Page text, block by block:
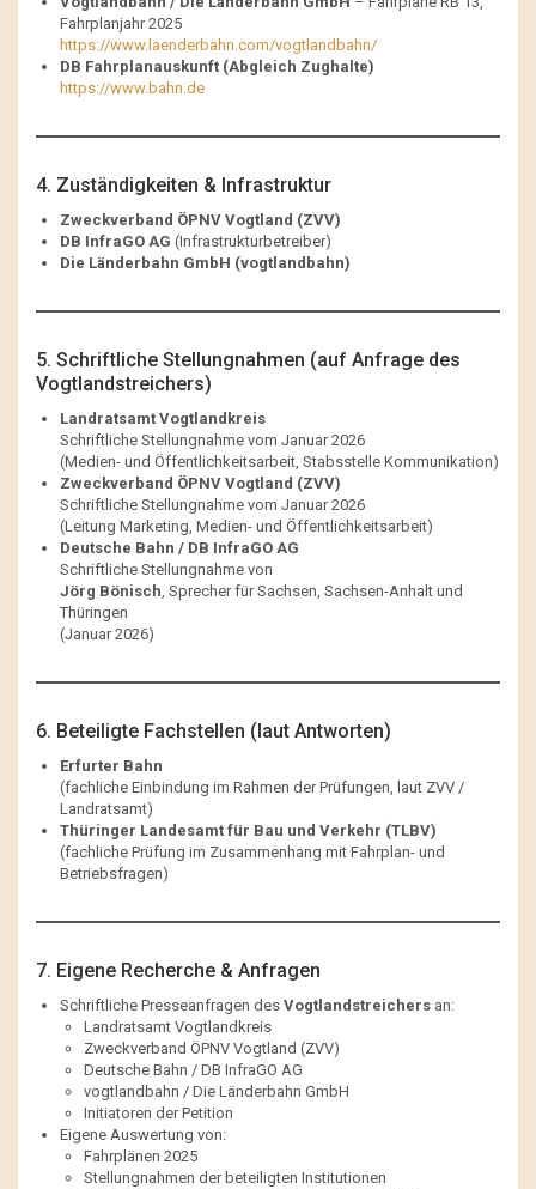
Fahrplanjahr 2025
https://www.laenderbahn.com/vogtlandbahn/
DB Fahrplanauskunft (Abgleich Zughalte)
https://www.bahn.de
4. Zuständigkeiten & Infrastruktur
Zweckverband ÖPNV Vogtland (ZVV)
DB InfraGO AG (Infrastrukturbetreiber)
Die Länderbahn GmbH (vogtlandbahn)
5. Schriftliche Stellungnahmen (auf Anfrage des
Vogtlandstreichers)
Landratsamt Vogtlandkreis
Schriftliche Stellungnahme vom Januar 2026
(Medien- und Öffentlichkeitsarbeit, Stabsstelle Kommunikation)
Zweckverband ÖPNV Vogtland (ZVV)
Schriftliche Stellungnahme vom Januar 2026
(Leitung Marketing, Medien- und Öffentlichkeitsarbeit)
Deutsche Bahn / DB InfraGO AG
Schriftliche Stellungnahme von
Jörg Bönisch, Sprecher für Sachsen, Sachsen-Anhalt und
Thüringen
(Januar 2026)
6. Beteiligte Fachstellen (laut Antworten)
Erfurter Bahn
(fachliche Einbindung im Rahmen der Prüfungen, laut ZVV /
Landratsamt)
Thüringer Landesamt für Bau und Verkehr (TLBV)
(fachliche Prüfung im Zusammenhang mit Fahrplan- und
Betriebsfragen)
7. Eigene Recherche & Anfragen
Schriftliche Presseanfragen des Vogtlandstreichers an:
Landratsamt Vogtlandkreis
Zweckverband ÖPNV Vogtland (ZVV)
Deutsche Bahn / DB InfraGO AG
vogtlandbahn / Die Länderbahn GmbH
Initiatoren der Petition
Eigene Auswertung von:
Fahrplänen 2025
Stellungnahmen der beteiligten Institutionen